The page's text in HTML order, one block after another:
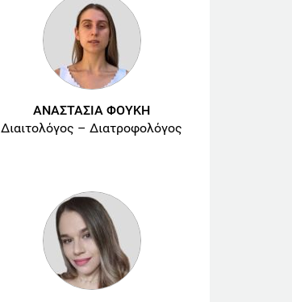
ΑΝΑΣΤΑΣΙΑ ΦΟΥΚΗ
Διαιτολόγος – Διατροφολόγος